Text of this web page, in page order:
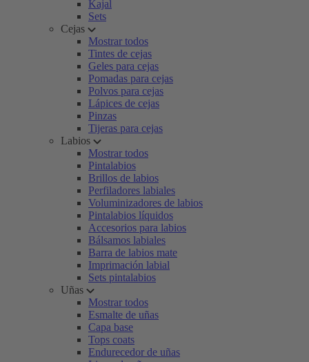
Kajal
Sets
Cejas
Mostrar todos
Tintes de cejas
Geles para cejas
Pomadas para cejas
Polvos para cejas
Lápices de cejas
Pinzas
Tijeras para cejas
Labios
Mostrar todos
Pintalabios
Brillos de labios
Perfiladores labiales
Voluminizadores de labios
Pintalabios líquidos
Accesorios para labios
Bálsamos labiales
Barra de labios mate
Imprimación labial
Sets pintalabios
Uñas
Mostrar todos
Esmalte de uñas
Capa base
Tops coats
Endurecedor de uñas